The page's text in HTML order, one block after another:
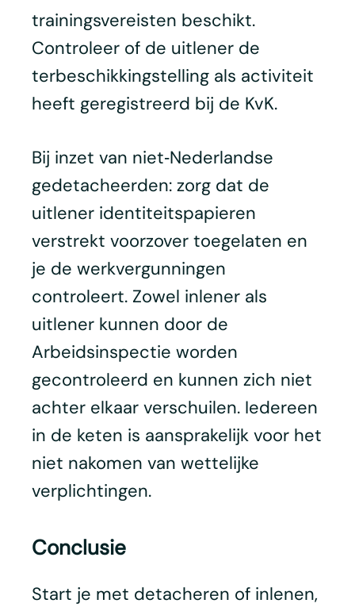
trainingsvereisten beschikt.
Controleer of de uitlener de
terbeschikkingstelling als activiteit
heeft geregistreerd bij de KvK.
Bij inzet van niet‑Nederlandse
gedetacheerden: zorg dat de
uitlener identiteitspapieren
verstrekt voorzover toegelaten en
je de werkvergunningen
controleert. Zowel inlener als
uitlener kunnen door de
Arbeidsinspectie worden
gecontroleerd en kunnen zich niet
achter elkaar verschuilen. Iedereen
in de keten is aansprakelijk voor het
niet nakomen van wettelijke
verplichtingen.
Conclusie
Start je met detacheren of inlenen,